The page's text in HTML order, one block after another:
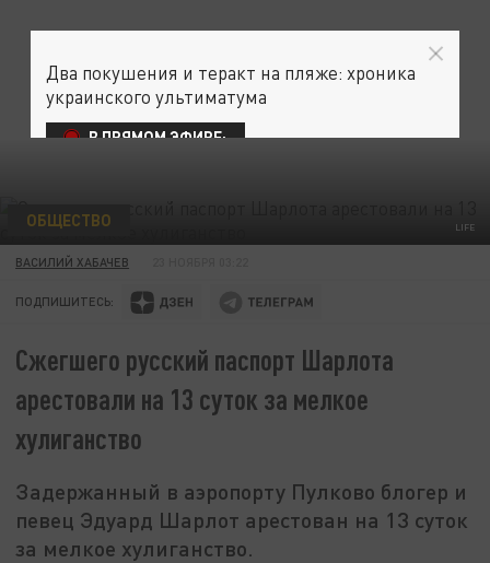
LIFE
ОБЩЕСТВО
ВАСИЛИЙ ХАБАЧЕВ
ПОДПИШИТЕСЬ:
Сжегшего русский паспорт Шарлота
арестовали на 13 суток за мелкое
хулиганство
Задержанный в аэропорту Пулково блогер и
певец Эдуард Шарлот арестован на 13 суток
за мелкое хулиганство.
Два покушения и теракт на пляже: хроника
украинского ультиматума
В ПРЯМОМ ЭФИРЕ: